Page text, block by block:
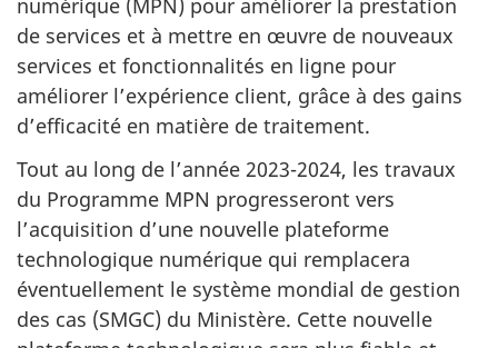
numérique (MPN) pour améliorer la prestation
de services et à mettre en œuvre de nouveaux
services et fonctionnalités en ligne pour
améliorer l’expérience client, grâce à des gains
d’efficacité en matière de traitement.
Tout au long de l’année 2023-2024, les travaux
du Programme MPN progresseront vers
l’acquisition d’une nouvelle plateforme
technologique numérique qui remplacera
éventuellement le système mondial de gestion
des cas (SMGC) du Ministère. Cette nouvelle